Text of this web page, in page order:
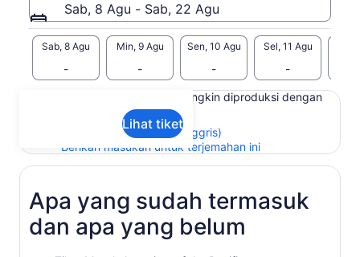
Sab, 8 Agu - Sab, 22 Agu
Sab, 8 Agu
-
Min, 9 Agu
-
Sen, 10 Agu
-
Sel, 11 Agu
-
Lihat tiket
Konten di halaman ini mungkin diproduksi dengan
terjemahan mesin
Lihat teks asli (Bahasa Inggris)
Berikan masukan untuk terjemahan iniBuka
Apa yang sudah termasuk
dan apa yang belum